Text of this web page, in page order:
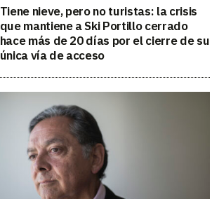
Tiene nieve, pero no turistas: la crisis
que mantiene a Ski Portillo cerrado
hace más de 20 días por el cierre de su
única vía de acceso